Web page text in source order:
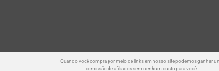
Quando você compra por meio de links em nosso site podemos ganhar
comissão de afiliados sem nenhum custo para você.